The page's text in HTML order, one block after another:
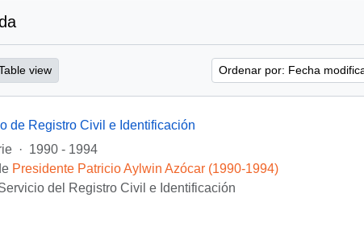
view Ordenar por: Fecha
de Registro Civil e Identificación
· 1990 - 1994
Presidente Patricio Aylwin Azócar (1990-1994)
del Registro Civil e Identificación